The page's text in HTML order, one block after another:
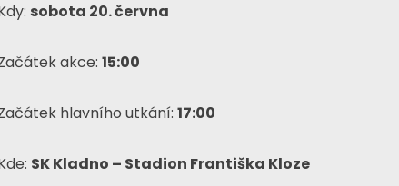
sobota 20. června
akce:15:00
hlavního utkání:17:00
SK Kladno – Stadion Františka Kloze